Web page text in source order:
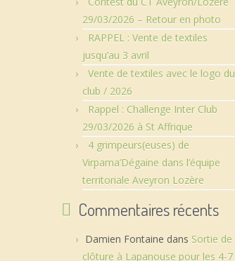
29/03/2026 – Retour en photo
RAPPEL : Vente de textiles
jusqu’au 3 avril
Vente de textiles avec le logo du
club / 2026
Rappel : Challenge Inter Club
29/03/2026 à St Affrique
4 grimpeurs(euses) de
Virpama’Dégaine dans l’équipe
territoriale Aveyron Lozère
Commentaires récents
Damien Fontaine dans Sortie de
clôture à Lapanouse pour les 4-7